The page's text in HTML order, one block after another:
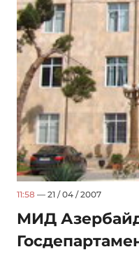
11:58 — 21 / 04 / 2007
МИД